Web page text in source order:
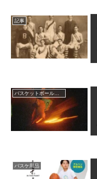
記事
バスケットボールシューズ
バスケ用品